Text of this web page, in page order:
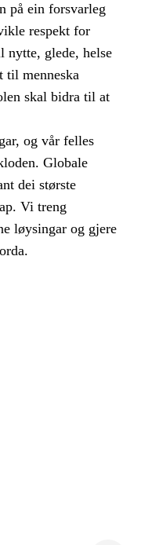
på ein forsvarleg
respekt for
nytte, glede, helse
til menneska
skal bidra til at
og vår felles
Globale
dei største
Vi treng
løysingar og gjere